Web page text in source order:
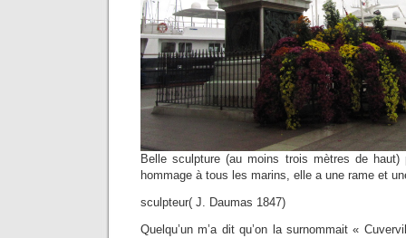
Belle sculpture (au moins trois mètres de
hommage à tous les marins, elle a une rame et
sculpteur( J. Daumas 1847)
Quelqu’un m’a dit qu’on la surnommait «